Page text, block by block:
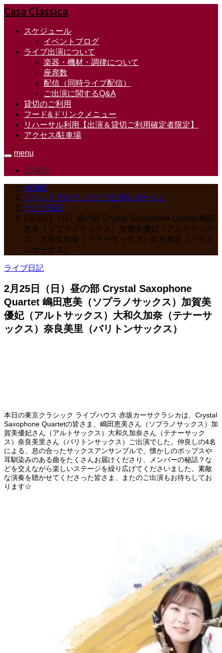
Casa Classica
スケジュール
イベントブログ
ライブ出演について
楽器・機材・調律について
座席数
配信（同時ライブ配信）
ご出演に関するQ&A
貸切のご利用
フード&ドリンクメニュー
リハーサル利用【出演＆貸切ご利用確定者限定】
アクセス/駐車場
menu
日本語
HOME
イベントブログ（ライブ公演レポート）
ライブ日記
2月25日（日）昼の部 Crystal Saxophone Quartet 嶋田
恵美（ソプラノサックス）加賀美優妃（アルトサック
ス）大和久加奈（テナーサックス）奈良美里（バリト
ンサックス）
ライブ日記
2月25日（日）昼の部 Crystal Saxophone
Quartet 嶋田恵美（ソプラノサックス）加賀美
優妃（アルトサックス）大和久加奈（テナーサ
ックス）奈良美里（バリトンサックス）
本日の東京クラシック ライブハウス 赤坂カーサクラシカは、Crystal
Saxophone Quartetの皆さま、嶋田恵美さん（ソプラノサックス）加
賀美優妃さん（アルトサックス）大和久加奈さん（テナーサック
ス）奈良美里さん（バリトンサックス）ご出演でした。仲良しの4名
による、息の合ったサックスアンサンブルで、懐かしのポップスや
耳馴染みのある曲をたくさんお届けくださり、メンバーの秘話？な
どを交えながら楽しいステージを繰り広げてくださいました。素敵
な演奏を聴かせてくださった皆さま、またのご出演もお待ちしてお
ります☆